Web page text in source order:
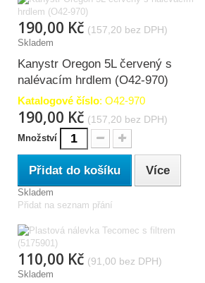
190,00 Kč (157,20 bez DPH)
Skladem
Kanystr Oregon 5L červený s
nalévacím hrdlem (O42-970)
Katalogové číslo: O42-970
190,00 Kč (157,20 bez DPH)
Množství
Přidat do košíku Více
Skladem
Přidat na seznam přání
110,00 Kč (91,00 bez DPH)
Skladem